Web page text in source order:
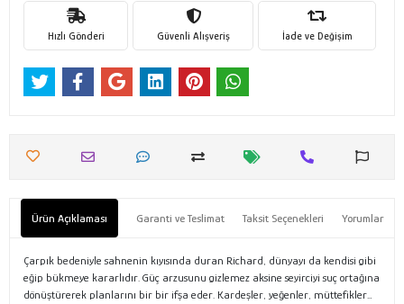
Hızlı Gönderi Güvenli Alışveriş İade ve Değişim
Ürün Açıklaması Garanti ve Teslimat Taksit Seçenekleri Yorumlar
Çarpık bedeniyle sahnenin kıyısında duran Richard, dünyayı da kendisi gibi
eğip bükmeye kararlıdır. Güç arzusunu gizlemez aksine seyirciyi suç ortağına
dönüştürerek planlarını bir bir ifşa eder. Kardeşler, yeğenler, müttefikler…